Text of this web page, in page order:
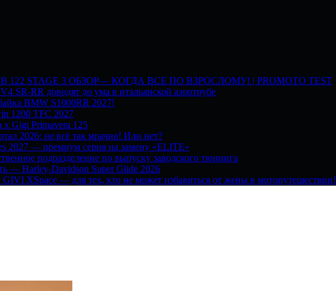
122 STAGE 3 ОБЗОР— КОГДА ВСЕ ПО ВЗРОСЛОМУ! | PROMOTO TEST
SR-RR доводят до ума в итальянской аэротрубе
BMW S1000RR 2027!
1200 TFC 2027
Gigi Primavera 125
2026: не всё так мрачно! Или нет?
2027 — премиум серия на замену «ELITE»
подразделение по выпуску заводского тюнинга
— Harley-Davidson Super Glide 2026
XSpace — для тех, кто не может избавиться от жены в мотопутешествии!